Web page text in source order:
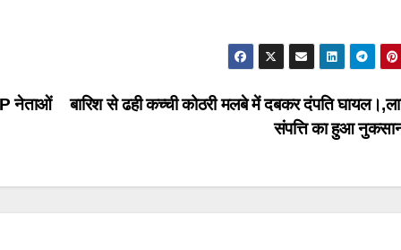
बारिश से ढही कच्ची कोठरी मलबे में दबकर दंपति
संपत्ति का हुआ
नेताओं